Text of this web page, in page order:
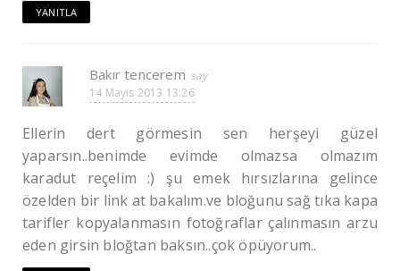
YANITLA
Bakır tencerem
14 Mayıs 2013 13:26
Ellerin dert görmesin sen herşeyi güzel
yaparsın..benimde evimde olmazsa olmazım
karadut reçelim :) şu emek hırsızlarına gelince
özelden bir link at bakalım.ve bloğunu sağ tıka kapa
tarifler kopyalanmasın fotoğraflar çalınmasın arzu
eden girsin bloğtan baksın..çok öpüyorum..